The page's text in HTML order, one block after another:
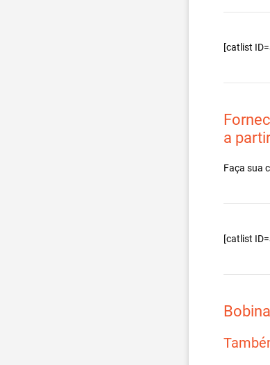
[catlist
a
Faça sua
[catlist